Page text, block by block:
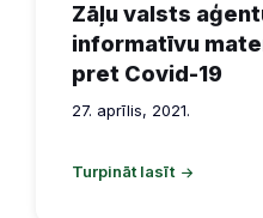
Zāļu valsts
informatīvu
pret Covid-19
27. aprīlis, 2021.
Turpināt lasīt